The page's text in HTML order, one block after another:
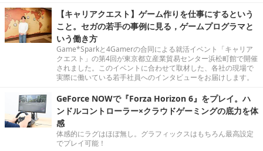
【キャリアクエスト】ゲーム作りを仕事にするという
こと。セガの若手の事例に見る，ゲームプログラマと
いう働き方
Game*Sparkと4Gamerの合同による就活イベント「キャリア
クエスト」の第4回が東京都立産業貿易センター浜松町館で開催
されました。このイベントに合わせて取材した、各社の現場で
実際に働いている若手社員へのインタビューをお届けします。
GeForce NOWで『Forza Horizon 6』をプレイ。ハ
ンドルコントローラー×クラウドゲーミングの底力を体
感
体感的にラグはほぼ無し。グラフィックスはもちろん最高設定
でプレイ可能！